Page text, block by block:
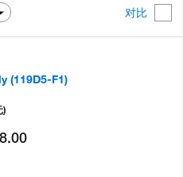
对比
(119D5-F1)
)